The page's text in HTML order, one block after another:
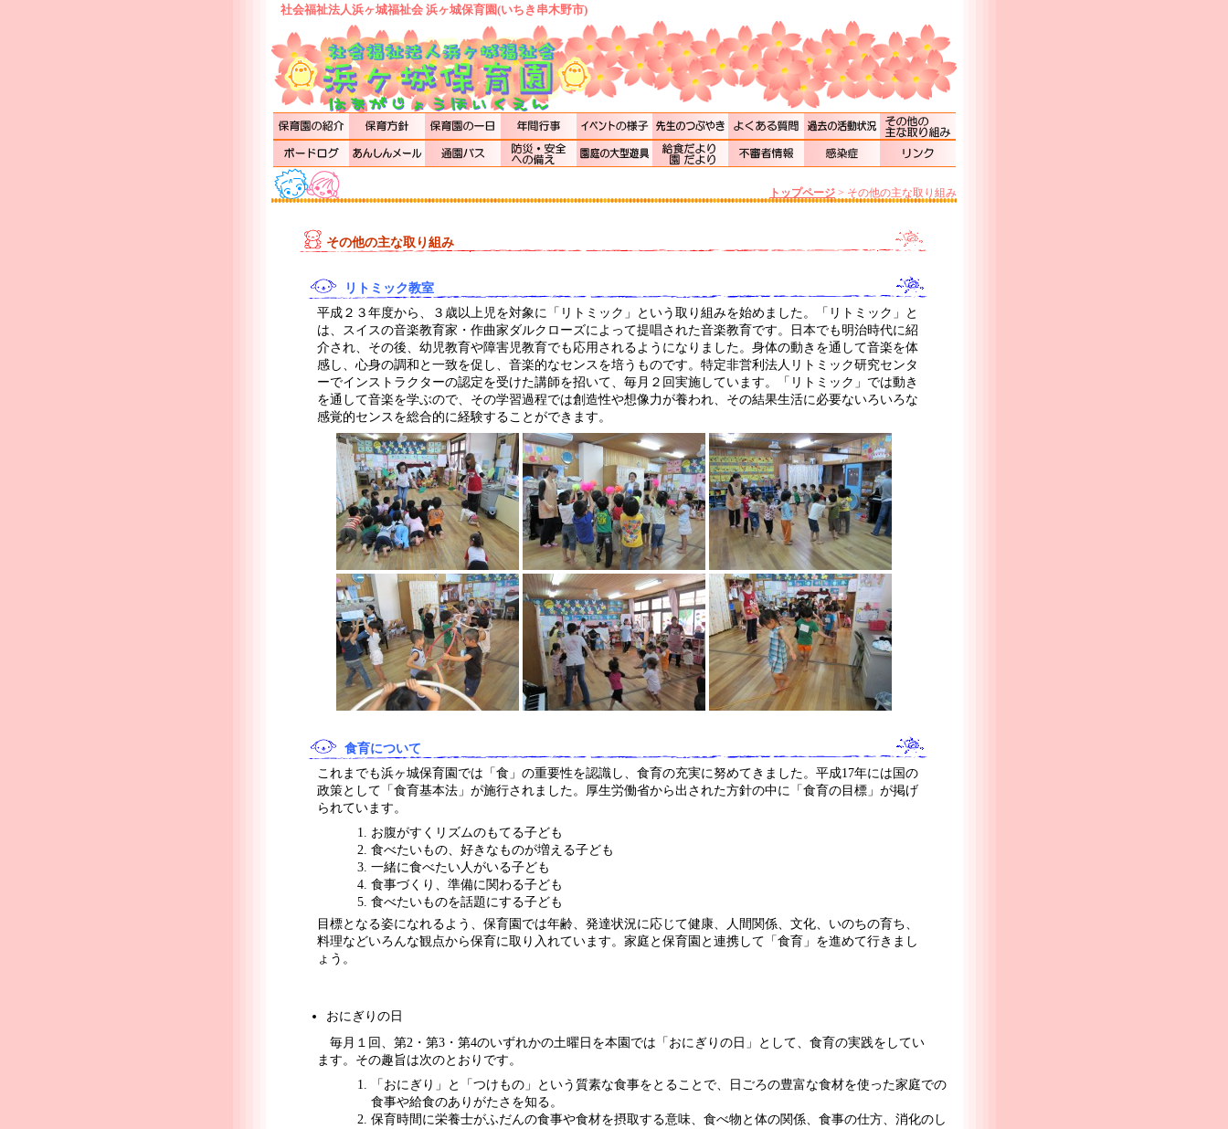
社会福祉法人浜ヶ城福祉会 浜ヶ城保育園(いちき串木野市)
トップページ > その他の主な取り組み
その他の主な取り組み
リトミック教室
平成２３年度から、３歳以上児を対象に「リトミック」という取り組みを始めました。「リトミック」と
は、スイスの音楽教育家・作曲家ダルクローズによって提唱された音楽教育です。日本でも明治時代に紹
介され、その後、幼児教育や障害児教育でも応用されるようになりました。身体の動きを通して音楽を体
感し、心身の調和と一致を促し、音楽的なセンスを培うものです。特定非営利法人リトミック研究センタ
ーでインストラクターの認定を受けた講師を招いて、毎月２回実施しています。「リトミック」では動き
を通して音楽を学ぶので、その学習過程では創造性や想像力が養われ、その結果生活に必要ないろいろな
感覚的センスを総合的に経験することができます。
食育について
これまでも浜ヶ城保育園では「食」の重要性を認識し、食育の充実に努めてきました。平成17年には国の
政策として「食育基本法」が施行されました。厚生労働省から出された方針の中に「食育の目標」が掲げ
られています。
お腹がすくリズムのもてる子ども
食べたいもの、好きなものが増える子ども
一緒に食べたい人がいる子ども
食事づくり、準備に関わる子ども
食べたいものを話題にする子ども
目標となる姿になれるよう、保育園では年齢、発達状況に応じて健康、人間関係、文化、いのちの育ち、
料理などいろんな観点から保育に取り入れています。家庭と保育園と連携して「食育」を進めて行きまし
ょう。
おにぎりの日
毎月１回、第2・第3・第4のいずれかの土曜日を本園では「おにぎりの日」として、食育の実践をしてい
ます。その趣旨は次のとおりです。
「おにぎり」と「つけもの」という質素な食事をとることで、日ごろの豊富な食材を使った家庭での
食事や給食のありがたさを知る。
保育時間に栄養士がふだんの食事や食材を摂取する意味、食べ物と体の関係、食事の仕方、消化のし